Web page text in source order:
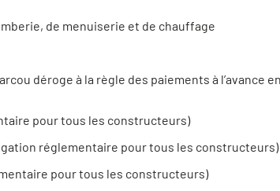
de menuiserie et de chauffage
déroge à la règle des paiements à l’avance
pour tous les constructeurs)
réglementaire pour tous les constructeurs)
pour tous les constructeurs)